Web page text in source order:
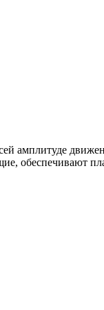
амплитуде
обеспечивают